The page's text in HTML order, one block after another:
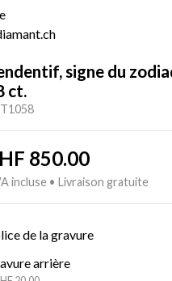
signe du
ct.
850.00
incluse • Livraison gratuite
de la gravure
arrière